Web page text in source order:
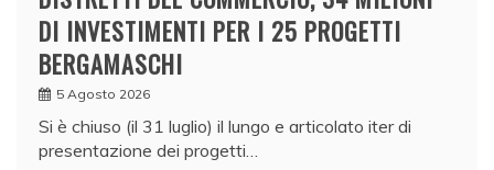
DI INVESTIMENTI PER I 25 PROGETTI
BERGAMASCHI
5 Agosto 2026
Si è chiuso (il 31 luglio) il lungo e articolato iter di
presentazione dei progetti…